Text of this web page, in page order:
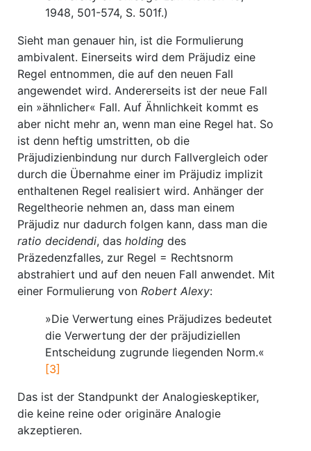
1948, 501-574, S. 501f.)
Sieht man genauer hin, ist die Formulierung
ambivalent. Einerseits wird dem Präjudiz eine
Regel entnommen, die auf den neuen Fall
angewendet wird. Andererseits ist der neue Fall
ein »ähnlicher« Fall. Auf Ähnlichkeit kommt es
aber nicht mehr an, wenn man eine Regel hat. So
ist denn heftig umstritten, ob die
Präjudizienbindung nur durch Fallvergleich oder
durch die Übernahme einer im Präjudiz implizit
enthaltenen Regel realisiert wird. Anhänger der
Regeltheorie nehmen an, dass man einem
Präjudiz nur dadurch folgen kann, dass man die
ratio decidendi, das holding des
Präzedenzfalles, zur Regel = Rechtsnorm
abstrahiert und auf den neuen Fall anwendet. Mit
einer Formulierung von Robert Alexy:
»Die Verwertung eines Präjudizes bedeutet
die Verwertung der der präjudiziellen
Entscheidung zugrunde liegenden Norm.«
[3]
Das ist der Standpunkt der Analogieskeptiker,
die keine reine oder originäre Analogie
akzeptieren.